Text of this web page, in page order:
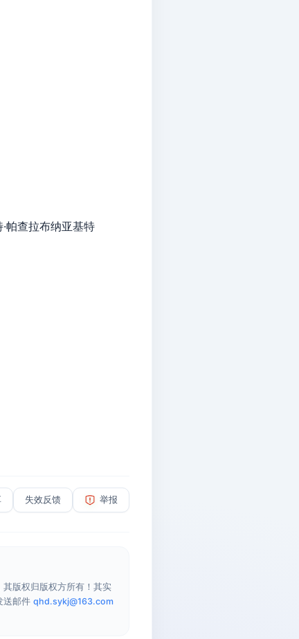
帕查拉布纳亚基特
失效反馈 举报
版权归版权方所有！其实
送邮件 qhd.sykj@163.com